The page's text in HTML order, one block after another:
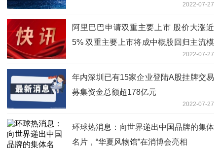
2022-07-27
阿里巴巴申请双重主要上市 股价大涨近
5% 双重主要上市将成中概股回归主流模
2022-07-27
年内深圳已有15家企业登陆A股挂牌交易
募集资金总额超178亿元
2022-07-27
环球热消息：向世界递出中国品牌的集体
名片，“华夏风物馆”在消博会亮相